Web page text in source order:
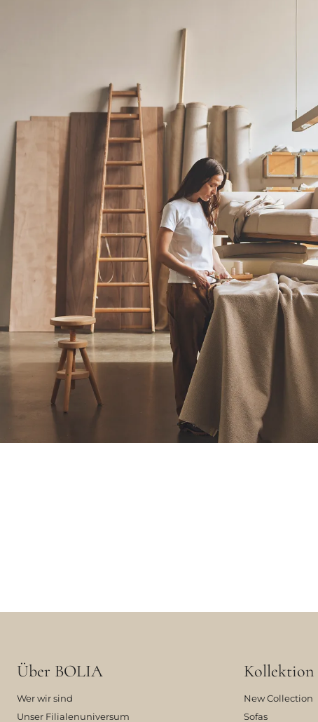
Über BOLIA
Wer wir sind
Unser Filialenuniversum
Kollektion
New Collection
Sofas